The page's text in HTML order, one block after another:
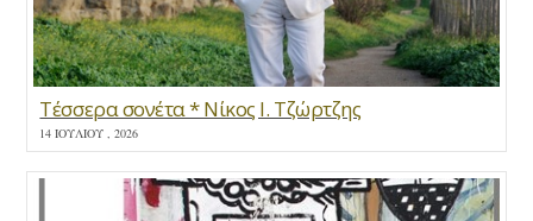
Τέσσερα σονέτα * Νίκος Ι. Τζώρτζης
14 ΙΟΥΛΊΟΥ , 2026